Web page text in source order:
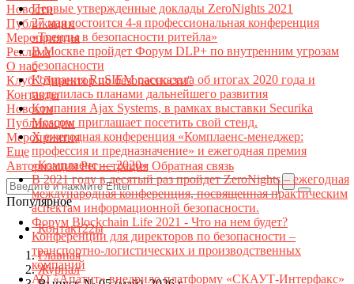
Новости
Публикации
Мероприятия
Реклама
О нас
Клуб "Директор по безопасности"
Контакты
Новости
Публикации
Мероприятия
Еще
АвторизацияРегистрация Обратная связь
Популярное
Первые утвержденные доклады ZeroNights 2021
27 мая состоится 4-я профессиональная конференция
«Тренды в безопасности ритейла»
В Москве пройдет Форум DLP+ по внутренним угрозам
безопасности
Компания RuSIEM рассказала об итогах 2020 года и
поделилась планами дальнейшего развития
Компания Ajax Systems, в рамках выставки Securika
Moscow приглашает посетить свой стенд.
X ежегодная конференция «Комплаенс-менеджер:
профессия и предназначение» и ежегодная премия
«Комплаенс — 2020»
В 2021 году в десятый раз пройдет ZeroNights – ежегодная
международная конференция, посвященная практическим
аспектам информационной безопасности.
Форум Blockchain Life 2021 - Что на нем будет?
Конференции для директоров по безопасности –
транспортно-логистических и производственных
компаний
АО «Апатит» внедрило платформу «СКАУТ-Интерфакс»
Контакт22ы
Главная
Журнал